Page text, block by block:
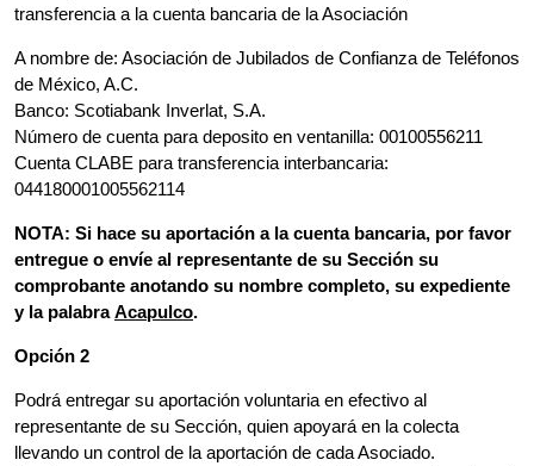
transferencia a la cuenta bancaria de la Asociación
A nombre de: Asociación de Jubilados de Confianza de Teléfonos
de México, A.C.
Banco: Scotiabank Inverlat, S.A.
Número de cuenta para deposito en ventanilla: 00100556211
Cuenta CLABE para transferencia interbancaria:
044180001005562114
NOTA: Si hace su aportación a la cuenta bancaria, por favor
entregue o envíe al representante de su Sección su
comprobante anotando su nombre completo, su expediente
y la palabraAcapulco.
Opción 2
Podrá entregar su aportación voluntaria en efectivo al
representante de su Sección, quien apoyará en la colecta
llevando un control de la aportación de cada Asociado.